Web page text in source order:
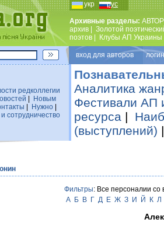
укр рус
Архивные разделы:
архив
Золотой
поэтов
Клубы АП Украины
вход для авторов
редколлегии
Новым
Нужно|
сотрудничество
Аналитика
Фестивали АП
ресурса |
(выступлений)
Фильтры: Все персоналии со
А
Б В Г Д Е Ж З И Й К Л